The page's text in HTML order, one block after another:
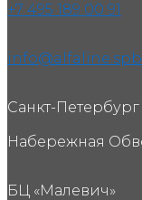
+7 495 189 00 91
Санкт-Петербург
Набережная
БЦ «Малевич»